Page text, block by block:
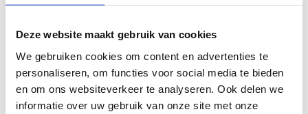
Deze website maakt gebruik van cookies
We gebruiken cookies om content en advertenties te
personaliseren, om functies voor social media te bieden
en om ons websiteverkeer te analyseren. Ook delen we
informatie over uw gebruik van onze site met onze
platform dat consumenten in Hoorn en heel Noord-
demontagepartners. De erkende afnemer haalt op,
RDW-erkenning.
Resultaat: vaste prijs vooraf, gratis ophalen, RDW-
vrijwaring direct geregeld. 4.8 sterren over 173 reviews.
Onderdeel van Dealerdirect, een Nederlandse